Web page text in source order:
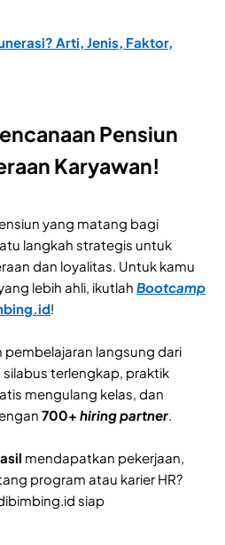
Arti, Jenis, Faktor,
Pensiun
Karyawan!
yang matang bagi
langkah strategis untuk
dan loyalitas. Untuk kamu
lebih ahli, ikutlah Bootcamp
!
pembelajaran langsung dari
terlengkap, praktik
mengulang kelas, dan
700+ hiring partner
mendapatkan pekerjaan,
program atau karier HR?
dibimbing.id siap